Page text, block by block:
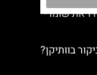
את שומרי
בוותיקן?